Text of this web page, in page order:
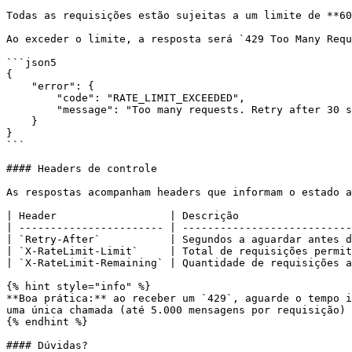
Todas as requisições estão sujeitas a um limite de
Ao exceder o limite, a resposta será `429 Too Many
```json5
{
}
```
#### Headers de controle
As respostas acompanham headers que informam o
| Header                  | Descrição
| ----------------------- |
| `Retry-After`           | Segundos a aguardar antes
| `X-RateLimit-Limit`     | Total de requisições
| `X-RateLimit-Remaining` | Quantidade de
{% hint style="info" %}
**Boa prática:** ao receber um `429`, aguarde o
uma única chamada (até 5.000 mensagens por
{% endhint %}
#### Dúvidas?